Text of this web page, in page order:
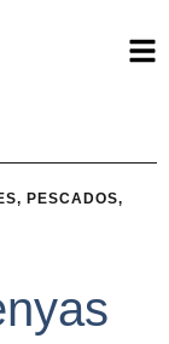
, PESCADOS,